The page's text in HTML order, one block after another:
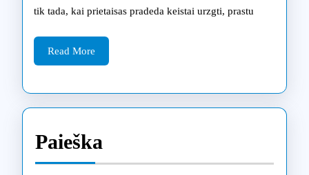
Vilniuje:
brangaus
tik tada, kai prietaisas pradeda keistai urzgti, prastu
Read More
More
Paieška